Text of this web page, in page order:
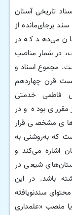
تاریخی آستان
برجای‌مانده از
می‌دهد که در
در شمار مناصب
مجموع اسناد و
قرن چهاردهم
فاطمی خدمتی
مقرری بوده و در
مشخصی قرار
که به‌روشنی به
اشاره می‌کند و
شیعی در
باشد. در این
سندنویافته
یا منصب «علمداری